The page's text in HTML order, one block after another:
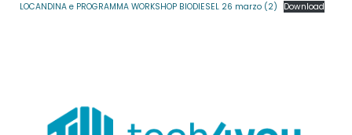
LOCANDINA e PROGRAMMA WORKSHOP BIODIESEL 26 marzo (2) Download